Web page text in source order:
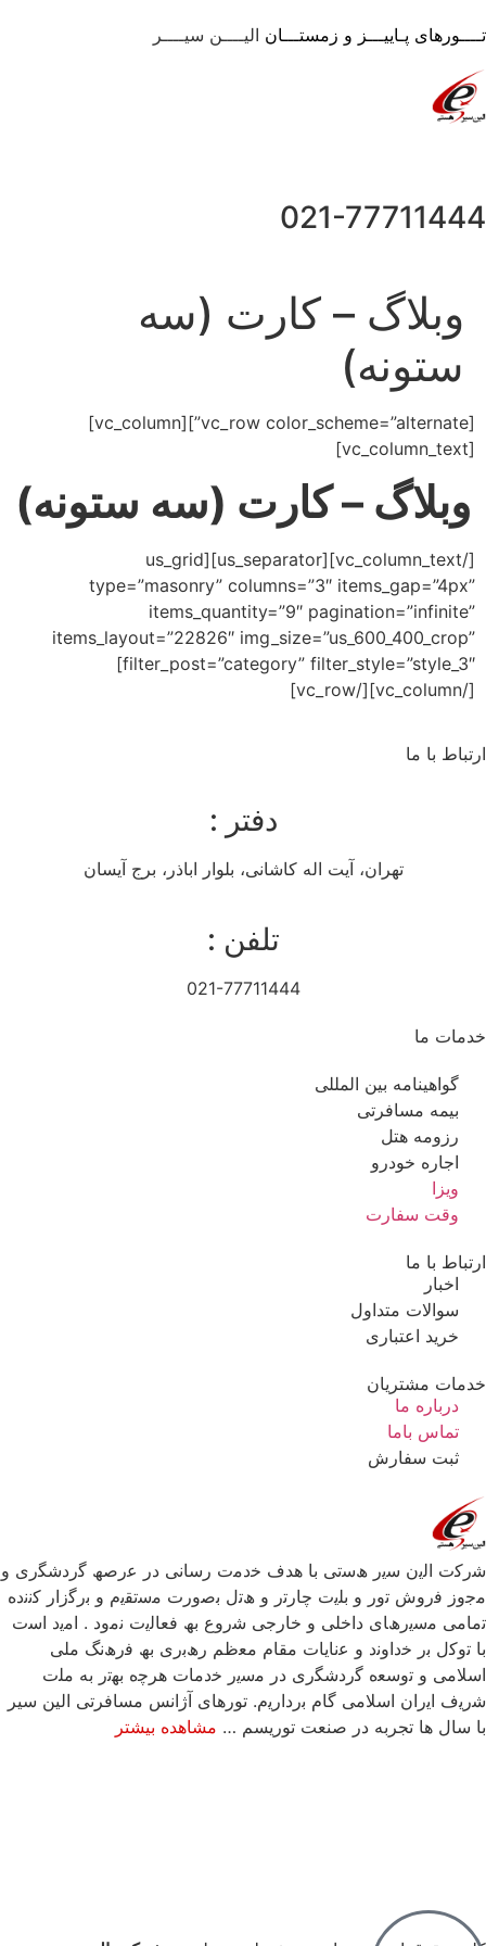
تــــورهای پـاییـــز و زمستـــان الیــــن سیــــر
021-77711444
وبلاگ – کارت (سه
ستونه)
[vc_row color_scheme=”alternate”][vc_column]
[vc_column_text]
وبلاگ – کارت (سه ستونه)
[/vc_column_text][us_separator][us_grid
type=”masonry” columns=”3″ items_gap=”4px”
items_quantity=”9″ pagination=”infinite”
items_layout=”22826″ img_size=”us_600_400_crop”
filter_post=”category” filter_style=”style_3″]
[/vc_column][/vc_row]
ارتباط با ما
دفتر :
تهران، آیت اله کاشانی، بلوار اباذر، برج آیسان
تلفن :
021-77711444
خدمات ما
گواهینامه بین المللی
بیمه مسافرتی
رزومه هتل
اجاره خودرو
ویزا
وقت سفارت
ارتباط با ما
اخبار
سوالات متداول
خرید اعتباری
خدمات مشتریان
درباره ما
تماس باما
ثبت سفارش
ﺷرﮐت اﻟﯾن ﺳﯾر ھﺳﺗﯽ ﺑﺎ ھدف ﺧدﻣت رﺳﺎﻧﯽ در ﻋرﺻﮫ ﮔردﺷﮕری و
ﻣﺟوز ﻓروش ﺗور و ﺑﻠﯾت ﭼﺎرﺗر و ھﺗل ﺑﺻورت ﻣﺳﺗﻘﯾم و ﺑرﮔزار ﮐﻧﻧده
ﺗﻣﺎﻣﯽ ﻣﺳﯾرھﺎی داﺧﻠﯽ و ﺧﺎرﺟﯽ ﺷروع ﺑﮫ ﻓﻌﺎﻟﯾت ﻧﻣود . اﻣﯾد اﺳت
ﺑﺎ ﺗوﮐل ﺑر ﺧداوﻧد و ﻋﻧﺎﯾﺎت ﻣﻘﺎم ﻣﻌظم رھﺑری ﺑﮫ ﻓرھﻧﮓ ﻣﻠﯽ
اﺳﻼﻣﯽ و ﺗوﺳﻌه ﮔردﺷﮕری در ﻣﺳﯾر ﺧدﻣﺎت ھرﭼه ﺑﮭﺗر به ﻣﻠت
ﺷرﯾف اﯾران اﺳﻼﻣﯽ ﮔﺎم ﺑردارﯾم. تورهای آژانس مسافرتی الین سیر
با سال ها تجربه در صنعت توریسم … مشاهده بیشتر